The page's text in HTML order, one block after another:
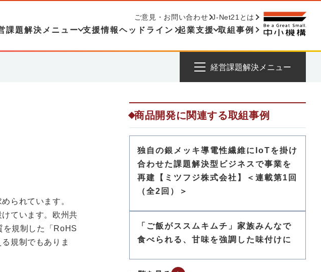
課題解決メニュー 支援情報ヘッドライン 起業支援 取組事例
ご意見・お問い合わせ J-Net21とは
経営課題解決メニュー
られています。
ています。欧州共
を規制した「RoHS
規制でもありま
商品開発に関連する取組事例
独自の銀メッキ導電性繊維にIoTを掛け
合わせた課題解決型ビジネスで事業を
再建【ミツフジ株式会社】＜連載第1回
（全2回）＞
「ご飯がススムキムチ」家族みんなで
食べられる、甘味を強調した味付けに